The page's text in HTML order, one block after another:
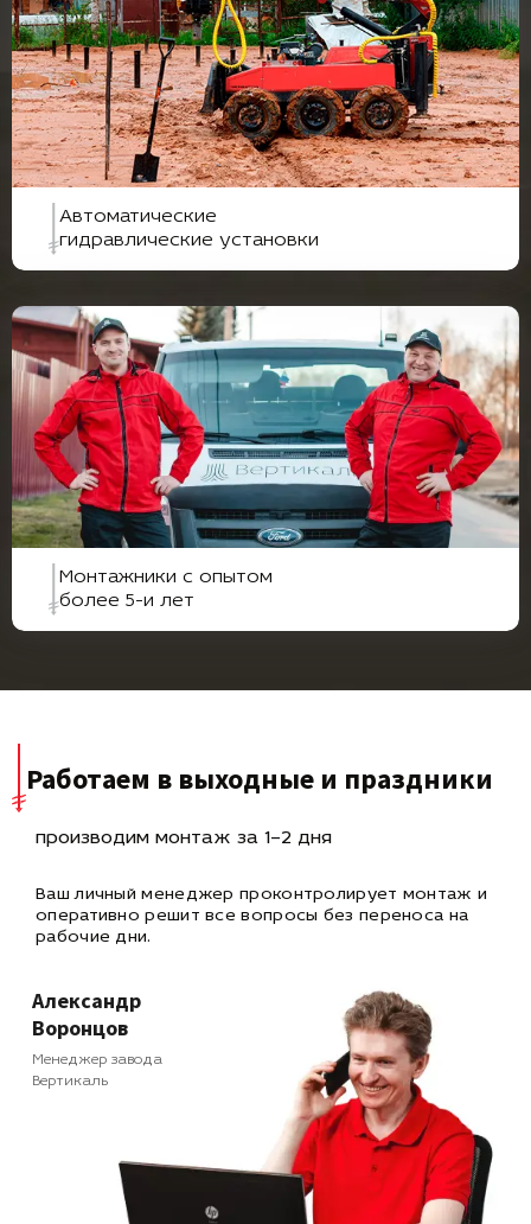
Автоматические
гидравлические установки
Монтажники с опытом
более 5-и лет
Работаем в выходные и праздники
производим монтаж за 1–2 дня
Ваш личный менеджер проконтролирует монтаж и
оперативнорешит все вопросы без переноса на
рабочие дни.
Александр
Воронцов
Менеджер завода
Вертикаль